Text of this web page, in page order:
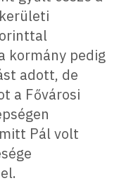
kormány pedig
adott, de
a Fővárosi
Pál volt